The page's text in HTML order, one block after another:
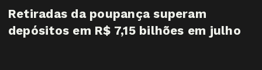
Retiradas da poupança superam
depósitos em R$ 7,15 bilhões em julho